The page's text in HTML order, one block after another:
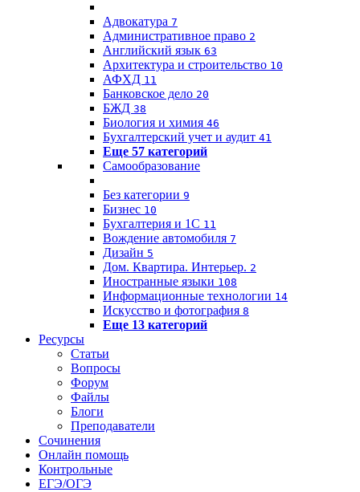
Адвокатура 7
Административное право 2
Английский язык 63
Архитектура и строительство 10
АФХД 11
Банковское дело 20
БЖД 38
Биология и химия 46
Бухгалтерский учет и аудит 41
Еще 57 категорий
Самообразование
Без категории 9
Бизнес 10
Бухгалтерия и 1C 11
Вождение автомобиля 7
Дизайн 5
Дом. Квартира. Интерьер. 2
Иностранные языки 108
Информационные технологии 14
Искусство и фотография 8
Еще 13 категорий
Ресурсы
Статьи
Вопросы
Форум
Файлы
Блоги
Преподаватели
Сочинения
Онлайн помощь
Контрольные
ЕГЭ/ОГЭ